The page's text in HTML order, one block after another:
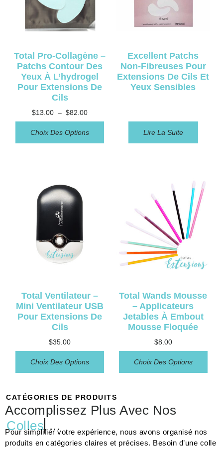
Total Pro-Collagène –
Patchs Contour Des
Yeux À L’hydrogel
Pour Extensions De
Cils
$13.00 – $82.00
Choix Des Options
Excellent Patchs
Non-Fibreuses Pour
Extensions De Cils Et
Yeux Sensibles
Lire La Suite
Total Ventilateur –
Mini Ventilateur USB
Pour Extensions De
Cils
$35.00
Choix Des Options
Total Wands Mousse
– Applicateurs
Jetables À Embout
Mousse Floquée
$8.00
Choix Des Options
CATÉGORIES DE PRODUITS
Accomplissez Plus Avec Nos
Colles ...
Pour simplifier votre expérience, nous avons organisé nos
produits en catégories claires et précises. Besoin d’une colle